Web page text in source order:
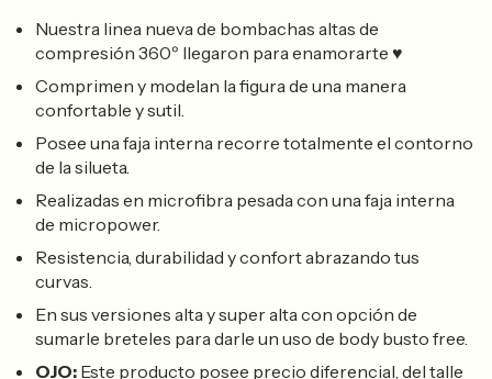
Nuestra linea nueva de bombachas altas de
compresión 360º llegaron para enamorarte ♥
Comprimen y modelan la figura de una manera
confortable y sutil.
Posee una faja interna recorre totalmente el contorno
de la silueta.
Realizadas en microfibra pesada con una faja interna
de micropower.
Resistencia, durabilidad y confort abrazando tus
curvas.
En sus versiones alta y super alta con opción de
sumarle breteles para darle un uso de body busto free.
OJO: Este producto posee precio diferencial, del talle